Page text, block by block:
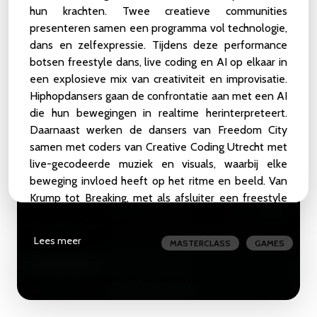
Birds, and Other Symbionts
22 May 2026CCU Studio
MEETUP ZOOP
Lees meer
liveCoding_101_Weekender
16 - 17 May 2026
CCU StudioLIVE-CODING
BEGINNER-NIVEAU
GEMIDDELD-NIVEAU
WEEKENDER
WORKSHOP
SHOWCASE
Lees meer
Masterclass: The Gameful Revolution by the creators of
Assess.Masses
MASTERCLASS GAMES
Lees meer
hun krachten. Twee creatieve communities
presenteren samen een programma vol technologie,
dans en zelfexpressie. Tijdens deze performance
botsen freestyle dans, live coding en AI op elkaar in
een explosieve mix van creativiteit en improvisatie.
Hiphopdansers gaan de confrontatie aan met een AI
die hun bewegingen in realtime herinterpreteert.
Daarnaast werken de dansers van Freedom City
samen met coders van Creative Coding Utrecht met
live-gecodeerde muziek en visuals, waarbij elke
beweging invloed heeft op het ritme en beeld. Van
Krump tot Breaking, met als afsluiter een freestyle
scene, vol flair en queer expressie. Een live
Scratch Session: een leeg scherm, rauwe code, totale